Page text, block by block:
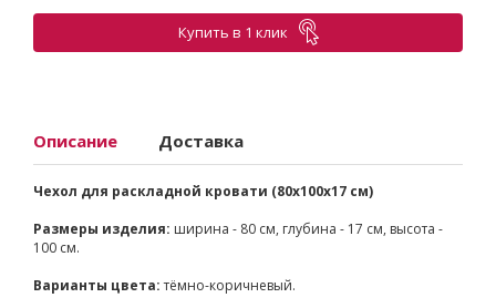
Купить в 1 клик
Описание Доставка
Чехол для раскладной кровати (80х100х17 см)
Размеры изделия: ширина - 80 см, глубина - 17 см, высота -
100 см.
Варианты цвета:тёмно-коричневый.